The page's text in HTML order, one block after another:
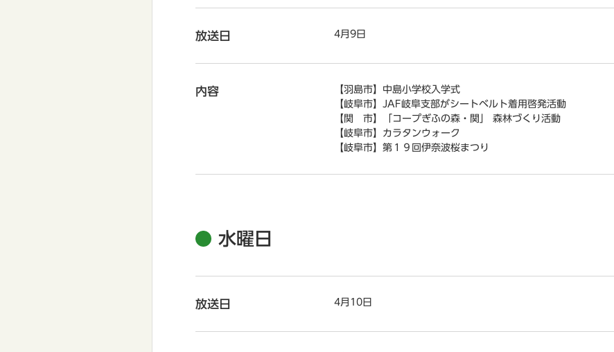
放送日 4月9日
内容
【羽島市】中島小学校入学式
【岐阜市】JAF岐阜支部がシートベルト着用啓発活動
【関 市】「コープぎふの森・関」 森林づくり活動
【岐阜市】カラタンウォーク
【岐阜市】第１９回伊奈波桜まつり
水曜日
放送日 4月10日